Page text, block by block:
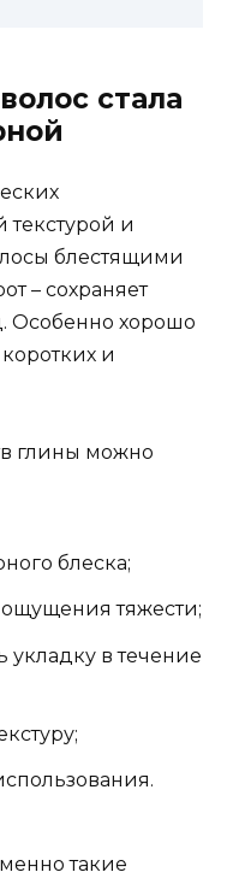
стала
текстурой и
блестящими
– сохраняет
Особенно хорошо
и
глины можно
блеска;
тяжести;
укладку в течение
такие